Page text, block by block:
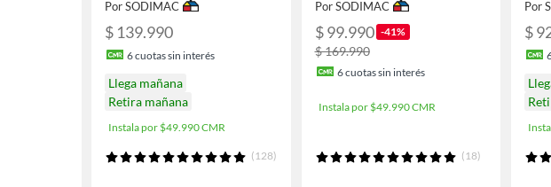
Por SODIMAC
$ 139.990
6cuotas sin interés
Llega mañana
Retira mañana
Instala por $49.990 CMR
(128)
Por SODIMAC
$ 99.990 -41%
$ 169.990
6cuotas sin interés
Instala por $49.990 CMR
(18)
Por
$